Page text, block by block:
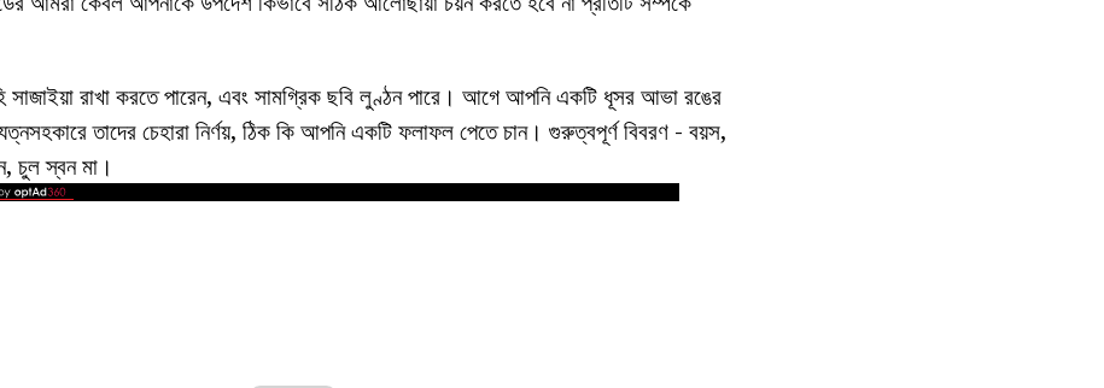
সাজাইয়া রাখা করতে পারেন, এবং সামগ্রিক ছবি লুণ্ঠন পারে। আগে আপনি একটি ধূসর আভা রঙের
তাদের চেহারা নির্ণয়, ঠিক কি আপনি একটি ফলাফল পেতে চান। গুরুত্বপূর্ণ বিবরণ - বয়স,
চুল স্বন মা।